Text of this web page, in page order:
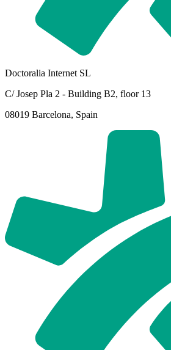
Doctoralia Internet SL
C/ Josep Pla 2 - Building B2, floor 13
08019 Barcelona, Spain